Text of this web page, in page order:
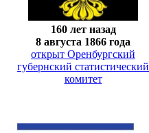
160 лет назад
8 августа 1866 года
открыт Оренбургский
губернский статистический
комитет